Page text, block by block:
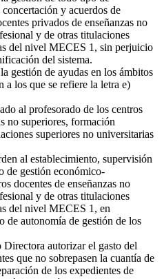
y acuerdos de
privados de enseñanzas no
y de otras titulaciones
del nivel MECES 1, sin perjuicio
del sistema.
gestión de ayudas en los ámbitos
a los que se refiere la letra e)
al profesorado de los centros
no superiores, formación
superiores no universitarias
al establecimiento, supervisión
de gestión económico-
docentes de enseñanzas no
y de otras titulaciones
del nivel MECES 1, en
autonomía de gestión de los
autorizar el gasto del
que no sobrepasen la cuantía de
de los expedientes de